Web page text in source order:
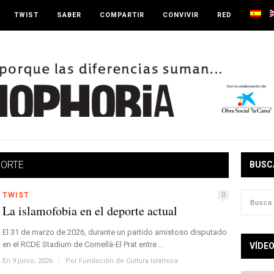
TWIST SABER COMPARTIR CONVIVIR RED
TWIST 0
La islamofobia en el deporte actual
El 31 de marzo de 2026, durante un partido amistoso disputado
en el RCDE Stadium de Cornellà-El Prat entre ...
En 9 junio, 2026 / Por Fundación de Cultura Islámica